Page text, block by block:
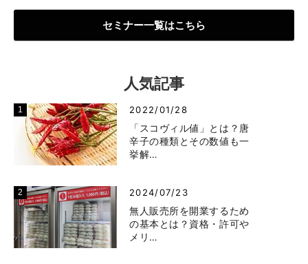
セミナー一覧はこちら
人気記事
2022/01/28
「スコヴィル値」とは？唐
辛子の種類とその数値も一
挙解…
2024/07/23
無人販売所を開業するため
の基本とは？資格・許可や
メリ…